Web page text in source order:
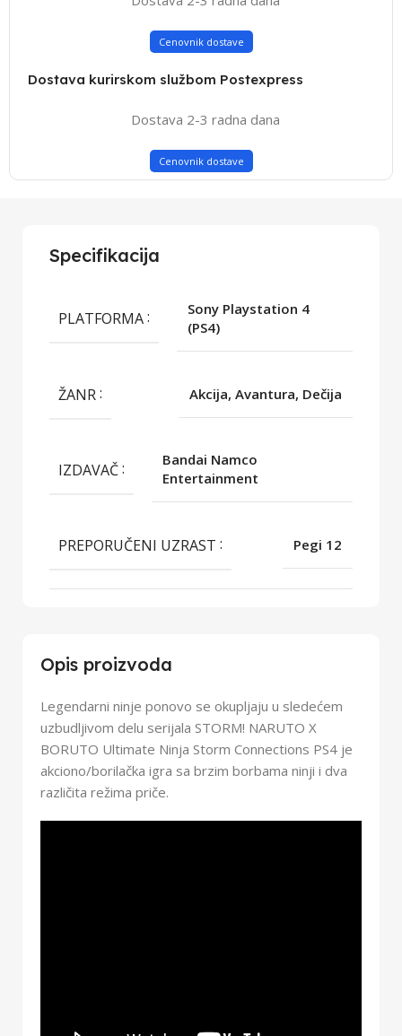
Cenovnik dostave
Dostava kurirskom službom Postexpress
Dostava 2-3 radna dana
Cenovnik dostave
Opis proizvoda
Legendarni ninje ponovo se okupljaju u sledećem
uzbudljivom delu serijala STORM! NARUTO X
BORUTO Ultimate Ninja Storm Connections PS4 je
akciono/borilačka igra sa brzim borbama ninji i dva
različita režima priče.
Specifikacija
PLATFORMA
Sony Playstation 4
(PS4)
ŽANR Akcija, Avantura, Dečija
IZDAVAČ
Bandai Namco
Entertainment
PREPORUČENI UZRAST Pegi 12